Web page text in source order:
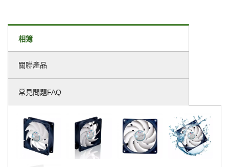
相簿
關聯產品
常見問題FAQ